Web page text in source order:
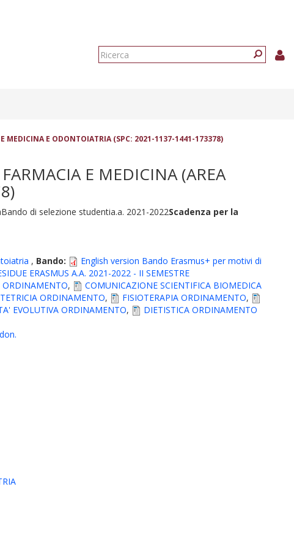
Form
MEDICINA E ODONTOIATRIA (SPC: 2021-1137-1441-173378)
E MEDICINA (AREA
di selezione studentia.a. 2021-2022Scadenza per la
, Bando:
English version Bando Erasmus+ per motivi di
ERASMUS A.A. 2021-2022 - II SEMESTRE
ORDINAMENTO,
COMUNICAZIONE SCIENTIFICA BIOMEDICA
ORDINAMENTO, FISIOTERAPIA ORDINAMENTO,
EVOLUTIVA ORDINAMENTO,
DIETISTICA ORDINAMENTO